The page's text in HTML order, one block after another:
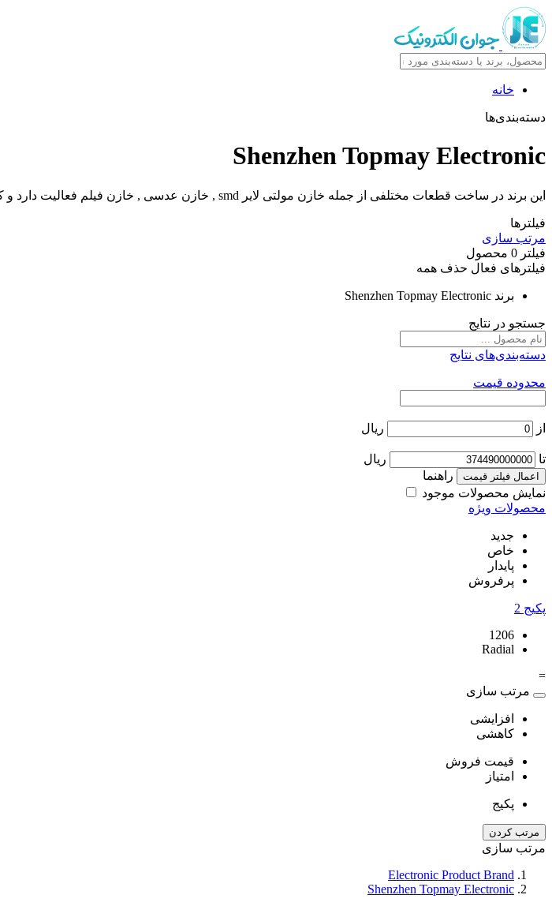
خانه
دسته‌بندی‌ها
Shenzhen Topmay Electronic
این برند در ساخت قطعات مختلفی از جمله خازن مولتی لایر smd , خازن عدسی , خازن فیلم فعالیت دارد و کیفیت قابل قبولی دارد
فیلترها
مرتب سازی
فیلتر 0 محصول
فیلترهای فعال حذف همه
برند Shenzhen Topmay Electronic
جستجو در نتایج
دسته‌بندی‌های نتایج
محدوده قیمت
از ریال
تا ریال
اعمال فیلتر قیمت
راهنما
نمایش محصولات موجود
محصولات ویژه
جدید
خاص
پایدار
پرفروش
پکیج 2
1206
Radial
=
مرتب سازی
افزایشی
کاهشی
قیمت فروش
امتیاز
پکیج
مرتب کردن
مرتب سازی
Electronic Product Brand
Shenzhen Topmay Electronic